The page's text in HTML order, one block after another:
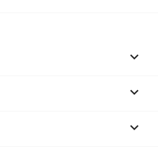


